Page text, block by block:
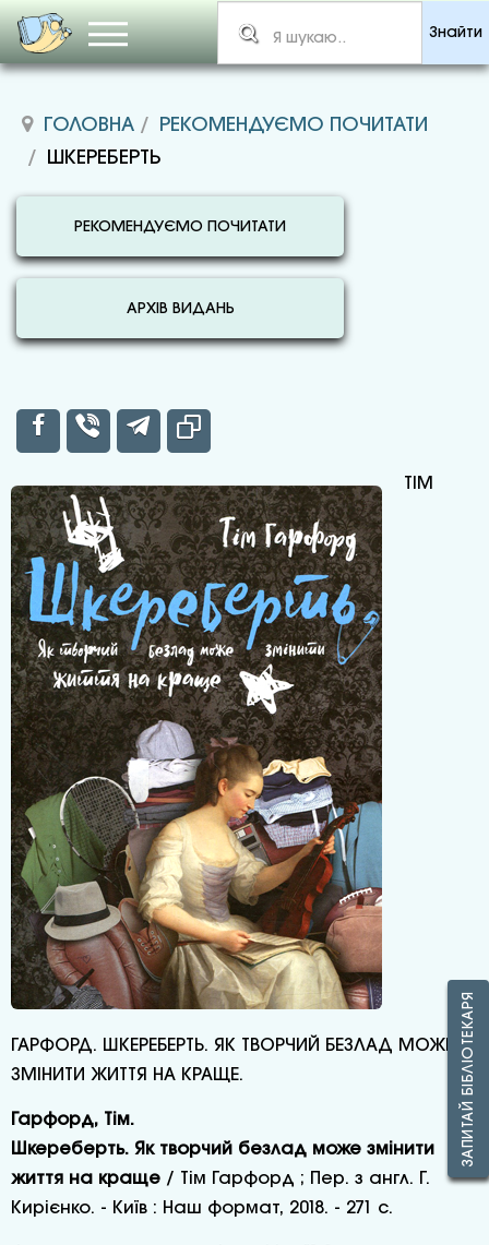
Знайти
ГОЛОВНА
РЕКОМЕНДУЄМО ПОЧИТАТИ
ШКЕРЕБЕРТЬ
РЕКОМЕНДУЄМО ПОЧИТАТИ
АРХІВ ВИДАНЬ
ТІМ
ГАРФОРД. ШКЕРЕБЕРТЬ. ЯК ТВОРЧИЙ БЕЗЛАД МОЖЕ
ЗМІНИТИ ЖИТТЯ НА КРАЩЕ.
Гарфорд, Тім.
Шкереберть. Як творчий безлад може змінити
життя на краще / Тім Гарфорд ; Пер. з англ. Г.
Кирієнко. - Київ : Наш формат, 2018. - 271 с.
ЗАПИТАЙ БІБЛІОТЕКАРЯ